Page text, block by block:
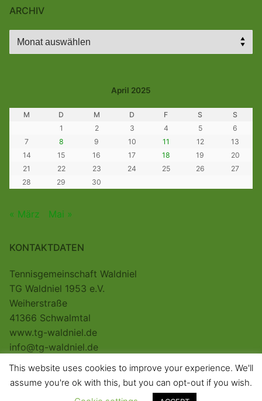
ARCHIV
Archiv
April 2025
M D M D F S
S
1
2 3 4 5
6
7
8 9 10 11 12
13
14
15 16 17 18 19
20
21
22 23 24 25 26
27
28
29 30
« März Mai »
KONTAKTDATEN
Tennisgemeinschaft Waldniel
TG Waldniel 1953 e.V.
Weiherstraße
41366 Schwalmtal
www.tg-waldniel.de
info@tg-waldniel.de
This website uses cookies to improve your experience. We'll
assume you're ok with this, but you can opt-out if you wish.